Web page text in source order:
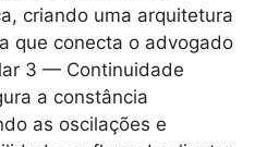
criando uma arquitetura
que conecta o advogado
3 — Continuidade
a constância
as oscilações e